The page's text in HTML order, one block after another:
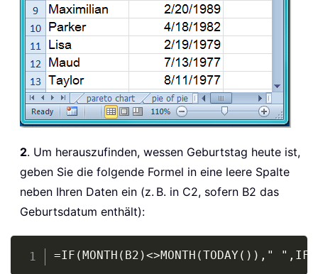
2. Um herauszufinden, wessen Geburtstag heute ist,
geben Sie die folgende Formel in eine leere Spalte
neben Ihren Daten ein (z. B. in C2, sofern B2 das
Geburtsdatum enthält):
=IF(MONTH(B2)<>MONTH(TODAY()),"
Copy